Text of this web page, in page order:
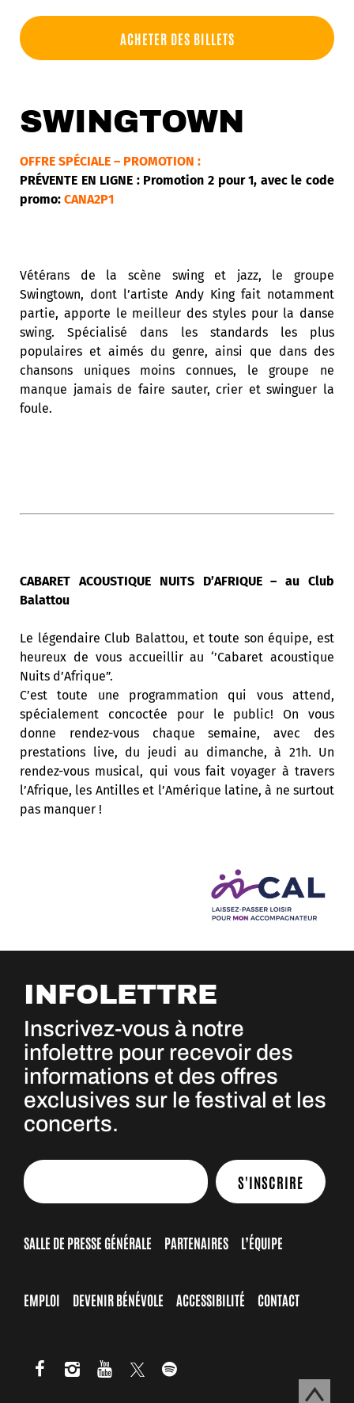
ACHETER DES BILLETS
SWINGTOWN
OFFRE SPÉCIALE – PROMOTION :
PRÉVENTE EN LIGNE : Promotion 2 pour 1, avec le code
promo: CANA2P1
Vétérans de la scène swing et jazz, le groupe
Swingtown, dont l’artiste Andy King fait notamment
partie, apporte le meilleur des styles pour la danse
swing. Spécialisé dans les standards les plus
populaires et aimés du genre, ainsi que dans des
chansons uniques moins connues, le groupe ne
manque jamais de faire sauter, crier et swinguer la
foule.
CABARET ACOUSTIQUE NUITS D’AFRIQUE – au Club
Balattou
Le légendaire Club Balattou, et toute son équipe, est
heureux de vous accueillir au ‘’Cabaret acoustique
Nuits d’Afrique”.
C’est toute une programmation qui vous attend,
spécialement concoctée pour le public! On vous
donne rendez-vous chaque semaine, avec des
prestations live, du jeudi au dimanche, à 21h. Un
rendez-vous musical, qui vous fait voyager à travers
l’Afrique, les Antilles et l’Amérique latine, à ne surtout
pas manquer !
INFOLETTRE
Inscrivez-vous à notre
infolettre pour recevoir des
informations et des offres
exclusives sur le festival et les
concerts.
S'INSCRIRE
SALLE DE PRESSE GÉNÉRALE PARTENAIRES L’ÉQUIPE
EMPLOI DEVENIR BÉNÉVOLE ACCESSIBILITÉ CONTACT